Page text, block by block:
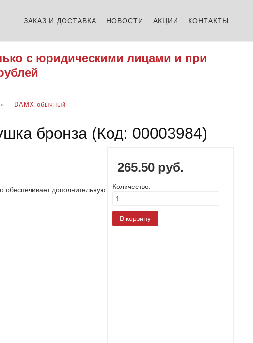
ЗАКАЗ И ДОСТАВКА НОВОСТИ АКЦИИ КОНТАКТЫ
с юридическими лицами и при
DАMX обычный
бронза (Код: 00003984)
обеспечивает дополнительную
265.50 руб.
Количество: